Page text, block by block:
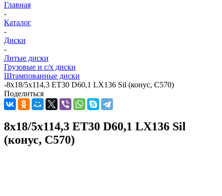
Главная
-
Каталог
-
Диски
-
Литые диски
Грузовые и с/х диски
Штампованные диски
-8x18/5x114,3 ET30 D60,1 LX136 Sil (конус, C570)
Поделиться
8x18/5x114,3 ET30 D60,1 LX136 Sil
(конус, C570)